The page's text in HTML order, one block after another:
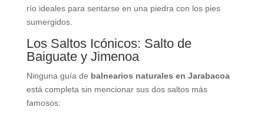
río ideales para sentarse en una piedra con los pies
sumergidos.
Los Saltos Icónicos: Salto de
Baiguate y Jimenoa
Ninguna guía de balnearios naturales en Jarabacoa
está completa sin mencionar sus dos saltos más
famosos: